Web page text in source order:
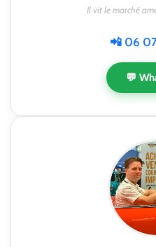
Il vit le marché
📲 06
💬